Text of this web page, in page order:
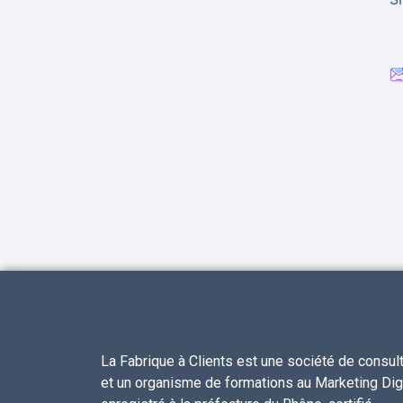
La Fabrique à Clients est une société de
et un organisme de formations au Marketing